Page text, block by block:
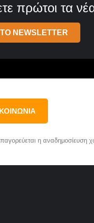
πρώτοι τα
NEWSLETTER
η αναδημοσίευση